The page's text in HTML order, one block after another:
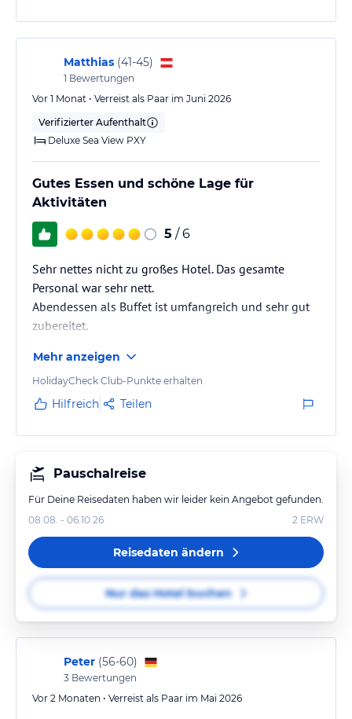
Matthias (41-45)
1 Bewertungen
Vor 1 Monat • Verreist als Paar im Juni 2026
Verifizierter Aufenthalt
Deluxe Sea View PXY
Gutes Essen und schöne Lage für
Aktivitäten
5 / 6
Sehr nettes nicht zu großes Hotel. Das gesamte
Personal war sehr nett.
Abendessen als Buffet ist umfangreich und sehr gut
zubereitet.
Veganes Jogurt fehlen leider und die Früchte könnten
etwas reifer sein. Dafür ist das Gebäck und vor allem
das Brot sehr gut! Bekommt man in Österreich oft
Tolle Ausgangsposition zur Wal Beobachtung und
Mehr anzeigen
HolidayCheck Club-Punkte erhalten
Hilfreich Teilen
Pauschalreise
Für Deine Reisedaten haben wir leider kein Angebot gefunden.
08.08. - 06.10.26
2 ERW
Reisedaten ändern
Nur das Hotel buchen
Peter (56-60)
3 Bewertungen
Vor 2 Monaten • Verreist als Paar im Mai 2026